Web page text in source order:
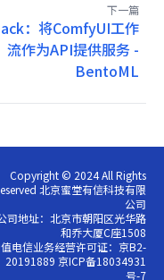
下一篇
：将ComfyUI工作
流作为API提供服务 -
BentoML
Copyright © 2024 All Rights
北京蜜堂有信科技有限
公司
司地址：北京市朝阳区光华路
和乔大厦C座1508
电信业务经营许可证：京B2-
20191889 京ICP备18034931
号-7